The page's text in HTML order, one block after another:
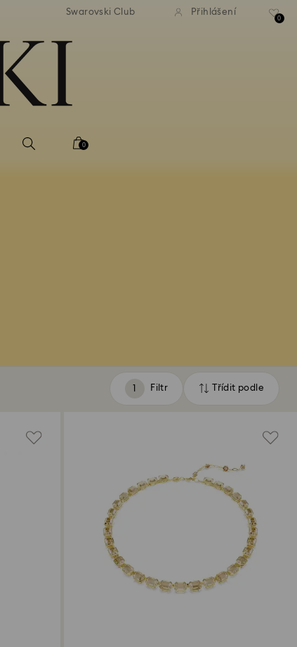
standardní dodání při
nad 2 460 Kč
Bezplatné standardní
objednávce nad 2 460
Swarovski Club Přihlášení
0
0
Filtr
Filtr Třídit podle
Třídit